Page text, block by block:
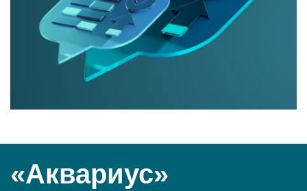
«Аквариус»